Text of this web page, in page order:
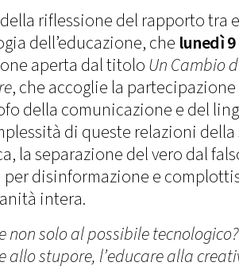
riflessione del rapporto tra
dell’educazione, che lunedì
aperta dal titoloUn Cambio
, che accoglie la
della comunicazione e del
di queste relazioni
la separazione del vero dal
disinformazione e
intera.
solo al possibile
allo stupore, l’educare alla